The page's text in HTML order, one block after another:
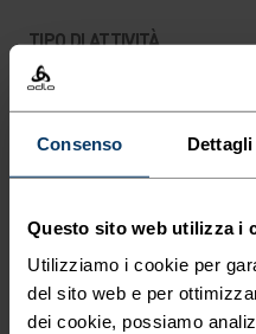
Consenso Dettagli
Questo sito web utilizza i
Utilizziamo i cookie per
del sito web e per
dei cookie, possiamo
TIPO DI ATTIVITÀ
QUALSIASI COSA MODERATA
Trekking
CARATTERISTICHE DEL
Il poliestere è una fibra
mantiene la forma senza
conserva il colore originale
utilizzato per capi tecnici